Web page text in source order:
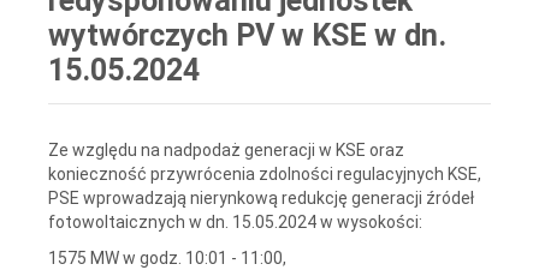
wytwórczych PV w KSE w dn.
15.05.2024
Ze względu na nadpodaż generacji w KSE oraz
konieczność przywrócenia zdolności regulacyjnych KSE,
PSE wprowadzają nierynkową redukcję generacji źródeł
fotowoltaicznych w dn. 15.05.2024 w wysokości:
1575 MW w godz. 10:01 - 11:00,